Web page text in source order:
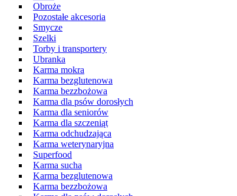
Obroże
Pozostałe akcesoria
Smycze
Szelki
Torby i transportery
Ubranka
Karma mokra
Karma bezglutenowa
Karma bezzbożowa
Karma dla psów dorosłych
Karma dla seniorów
Karma dla szczeniąt
Karma odchudzająca
Karma weterynaryjna
Superfood
Karma sucha
Karma bezglutenowa
Karma bezzbożowa